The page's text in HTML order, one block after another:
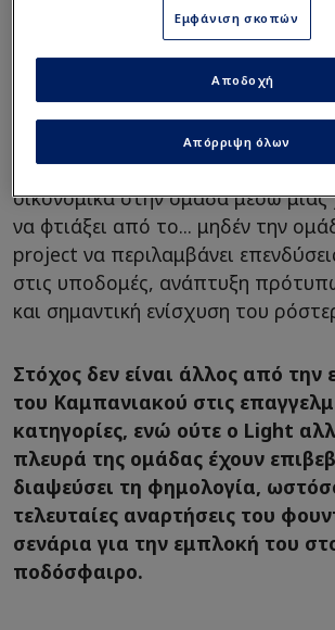
Στόχος η άμεση
στην Superleague 2
Σύμφωνα με όσα έχουν γίνει
πρόκειται για διάθεση του ίδιου
οικονομικά στην ομάδα μέσω μίας
να φτιάξει από το... μηδέν την
project να περιλαμβάνει
στις υποδομές, ανάπτυξη
και σημαντική ενίσχυση του
Στόχος δεν είναι άλλος από την
του Καμπανιακού στις
κατηγορίες, ενώ ούτε ο Light
πλευρά της ομάδας έχουν
διαψεύσει τη φημολογία,
τελευταίες αναρτήσεις του
σενάρια για την εμπλοκή του
ποδόσφαιρο.
Εμφάνιση σκοπών
Απόρριψη όλων
Αποδοχή